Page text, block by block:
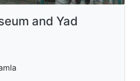
and Yad